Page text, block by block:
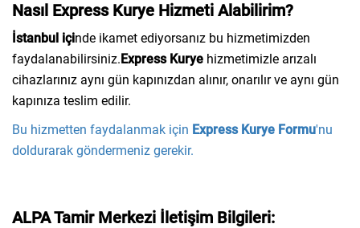
Nasıl Express Kurye Hizmeti Alabilirim?
İstanbul içinde ikamet ediyorsanız bu hizmetimizden
faydalanabilirsiniz.Express Kurye hizmetimizle arızalı
cihazlarınız aynı gün kapınızdan alınır, onarılır ve aynı gün
kapınıza teslim edilir.
Bu hizmetten faydalanmak için Express Kurye Formu'nu
doldurarak göndermeniz gerekir.
ALPA Tamir Merkezi İletişim Bilgileri: